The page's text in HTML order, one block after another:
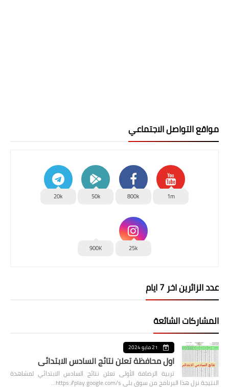
مواقع التواصل الاجتماعي
1m
800k
50k
20k
25k
900K
عدد الزائرين اخر 7 ايام
المشاركات الشائعة
21 مايو 2024
اول محافظة تعلن نتائج السادس الابتدائي
تربية الرصافة الأولى تعلن نتائج السادس الابتدائي لمشاهدة
النتيجة نزل هذا البرنامج من سوق بلي https://play.google.com/s…